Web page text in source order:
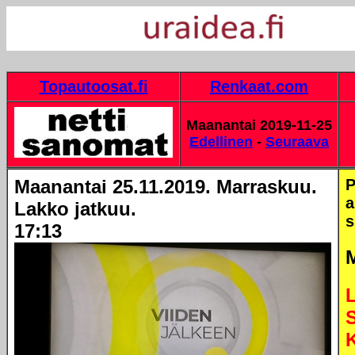
Topautoosat.fi Renkaat.com
Maanantai 2019-11-25
Edellinen - Seuraava
Maanantai 25.11.2019. Marraskuu.
Lakko jatkuu.
17:13